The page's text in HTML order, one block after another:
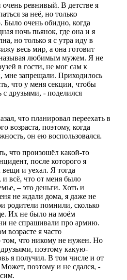
ревнивый. В детстве я
за неё, но только
Было очень обидно, когда
ночь пьянок, где она и я
но только я с утра иду в
весь мир, а она готовит
называя любимым мужем. Я не
в гости, не мог сам к
мне запрещали. Приходилось
что у меня секции, чтобы
с друзьями, - поделился
что планировал переехать в
возраста, поэтому, когда
он ею воспользовался.
что произошёл какой-то
после которого я
вещи и уехал. Я тогда
и всё, что от меня было
– это деньги. Хоть и
не ждали дома, я даже не
родители помнили, сколько
Их не было на моём
не спрашивали про армию.
возрасте я часто
том, что никому не нужен. Но
поэтому какую-
я получил. В том числе и от
поэтому и не сдался, -